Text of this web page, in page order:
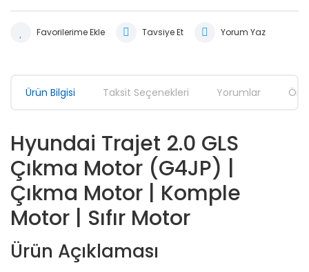
Tavsiye Et Yorum Yaz
Ürün Bilgisi Taksit Seçenekleri Yorumlar
Hyundai Trajet 2.0 GLS
Çıkma Motor (G4JP) |
Çıkma Motor | Komple
Motor | Sıfır Motor
Ürün Açıklaması